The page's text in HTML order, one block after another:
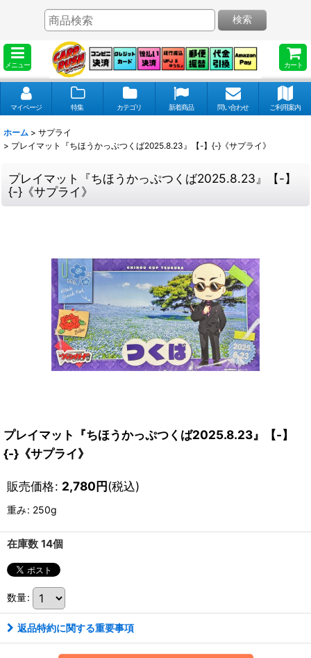
メニュー カート
検索
マイページ 特集 カテゴリ 新着商品 問い合わせ ご利用案内
ホーム > サプライ
> プレイマット『ちほうかっぷつくば2025.8.23』【-】{-}《サプライ》
プレイマット『ちほうかっぷつくば2025.8.23』【-】
{-}《サプライ》
プレイマット『ちほうかっぷつくば2025.8.23』【-】
{-}《サプライ》
販売価格: 2,780円(税込)
重み: 250g
在庫数 14個
数量:
返品特約に関する重要事項